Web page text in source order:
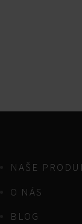
NAŠE
O NÁS
BLOG